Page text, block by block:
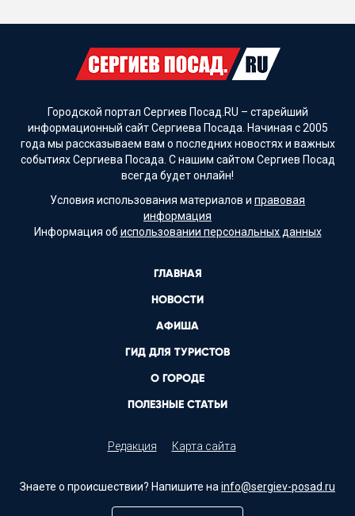
Городской портал Сергиев Посад.RU – старейший
информационный сайт Сергиева Посада. Начиная с 2005
года мы рассказываем вам о последних новостях и важных
событиях Сергиева Посада. С нашим сайтом Сергиев Посад
всегда будет онлайн!
Условия использования материалов и правовая
информация
Информация об использовании персональных данных
ГЛАВНАЯ
НОВОСТИ
АФИША
ГИД ДЛЯ ТУРИСТОВ
О ГОРОДЕ
ПОЛЕЗНЫЕ СТАТЬИ
Редакция Карта сайта
Знаете о происшествии? Напишите на info@sergiev-posad.ru